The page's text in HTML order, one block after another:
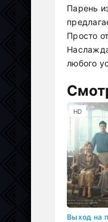
Парень
Просто
любого
Выход на
HD